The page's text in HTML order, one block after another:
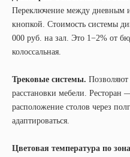
Переключение между дневным
кнопкой. Стоимость системы
000 руб. на зал. Это 1−2% от
колоссальная.
Трековые системы. Позволяют
расстановки мебели.
расположение столов через
адаптироваться.
Цветовая температура по